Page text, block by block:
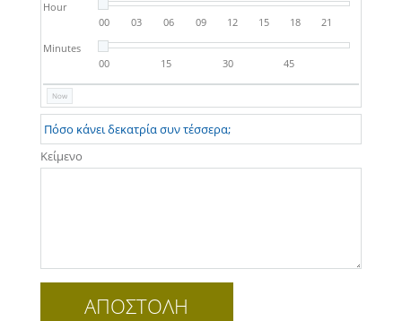
Hour
00
03 06 09 12 15 18 21
Minutes
00
15 30 45
Now
Κείμενο